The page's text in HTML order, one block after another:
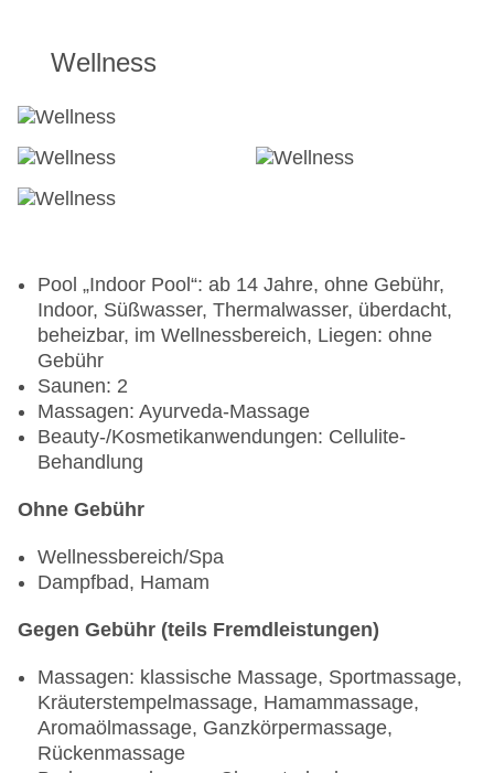
Wellness
Pool „Indoor Pool“: ab 14 Jahre, ohne Gebühr,
Indoor, Süßwasser, Thermalwasser, überdacht,
beheizbar, im Wellnessbereich, Liegen: ohne
Gebühr
Saunen: 2
Massagen: Ayurveda-Massage
Beauty-/Kosmetikanwendungen: Cellulite-
Behandlung
Ohne Gebühr
Wellnessbereich/Spa
Dampfbad, Hamam
Gegen Gebühr (teils Fremdleistungen)
Massagen: klassische Massage, Sportmassage,
Kräuterstempelmassage, Hamammassage,
Aromaölmassage, Ganzkörpermassage,
Rückenmassage